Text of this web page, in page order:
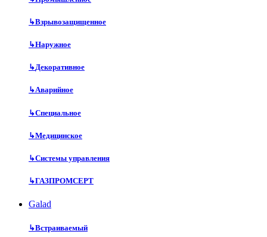
↳Взрывозащищенное
↳Наружное
↳Декоративное
↳Аварийное
↳Специальное
↳Медицинское
↳Системы управления
↳ГАЗПРОМСЕРТ
Galad
↳Встраиваемый